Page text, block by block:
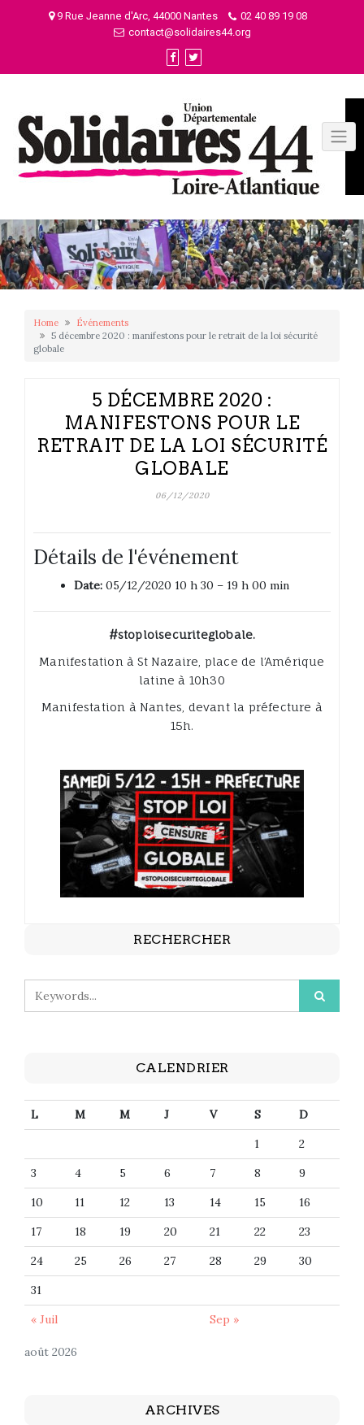
9 Rue Jeanne d'Arc, 44000 Nantes
02 40 89 19 08
contact@solidaires44.org
Home
Événements
5 décembre 2020 : manifestons pour le retrait de la loi sécurité
globale
5 DÉCEMBRE 2020 :
MANIFESTONS POUR LE
RETRAIT DE LA LOI SÉCURITÉ
GLOBALE
06/12/2020
Détails de l'événement
Date: 05/12/2020 10 h 30 – 19 h 00 min
#stoploisecuriteglobale.
Manifestation à St Nazaire, place de l’Amérique
latine à 10h30
Manifestation à Nantes, devant la préfecture à
15h.
RECHERCHER
CALENDRIER
août 2026
L M M J V S
D
1
2
3
4 5 6 7 8
9
10
11 12 13 14 15
16
17
18 19 20 21 22
23
24
25 26 27 28 29
30
31
« Juil
Sep »
ARCHIVES